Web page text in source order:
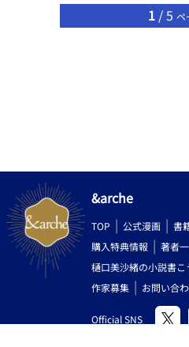
1 / 5 ペ
&arche
TOP 公式漫画 書
購入特典情報
著者
樋口美沙緒の小説書こ
作家募集
お問い合
Official SNS